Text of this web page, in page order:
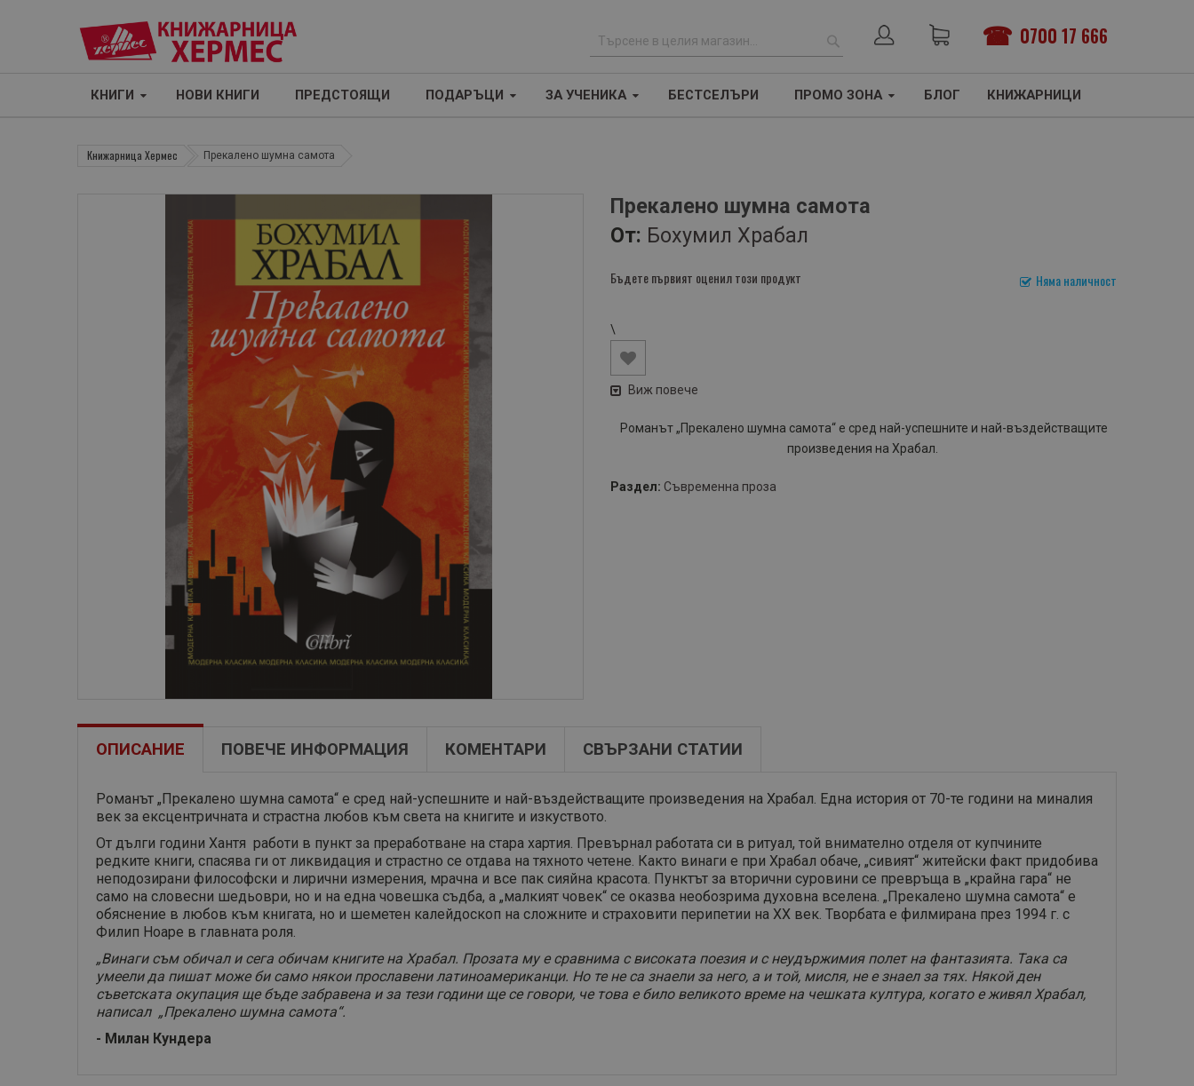
0700 17 666
р
ТЪРСЕНЕ
КНИГИ НОВИ КНИГИ ПРЕДСТОЯЩИ ПОДАРЪЦИ ЗА УЧЕНИКА БЕСТСЕЛЪРИ ПРОМО ЗОНА БЛОГ КНИЖАРНИЦИ
Книжарница Хермес Прекалено шумна самота
Прекалено шумна самота
От: Бохумил Храбал
Няма наличност
Бъдете първият оценил този продукт
\
Виж повече
Романът „Прекалено шумна самота“ е сред най-успешните и най-въздействащите
произведения на Храбал.
Раздел: Съвременна проза
ОПИСАНИЕ ПОВЕЧЕ ИНФОРМАЦИЯ КОМЕНТАРИ СВЪРЗАНИ СТАТИИ
Романът „Прекалено шумна самота“ е сред най-успешните и най-въздействащите произведения на Храбал. Една история от 70-те години на миналия
век за ексцентричната и страстна любов към света на книгите и изкуството.
От дълги години Хантя работи в пункт за преработване на стара хартия. Превърнал работата си в ритуал, той внимателно отделя от купчините
редките книги, спасява ги от ликвидация и страстно се отдава на тяхното четене. Както винаги е при Храбал обаче, „сивият“ житейски факт придобива
неподозирани философски и лирични измерения, мрачна и все пак сияйна красота. Пунктът за вторични суровини се превръща в „крайна гара“ не
само на словесни шедьоври, но и на една човешка съдба, а „малкият човек“ се оказва необозрима духовна вселена. „Прекалено шумна самота“ е
обяснение в любов към книгата, но и шеметен калейдоскоп на сложните и страховити перипетии на ХХ век. Творбата е филмирана през 1994 г. с
Филип Ноаре в главната роля.
„Винаги съм обичал и сега обичам книгите на Храбал. Прозата му е сравнима с високата поезия и с неудържимия полет на фантазията. Така са
умеели да пишат може би само някои прославени латиноамериканци. Но те не са знаели за него, а и той, мисля, не е знаел за тях. Някой ден
съветската окупация ще бъде забравена и за тези години ще се говори, че това е било великото време на чешката култура, когато е живял Храбал,
написал „Прекалено шумна самота“.
- Милан Кундера